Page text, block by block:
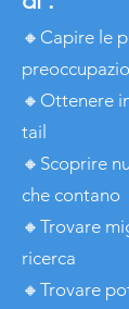
🔸Capire le
🔸Ottenere
tail
🔸Scoprire
che contano
🔸Trovare
ricerca
🔸Trovare